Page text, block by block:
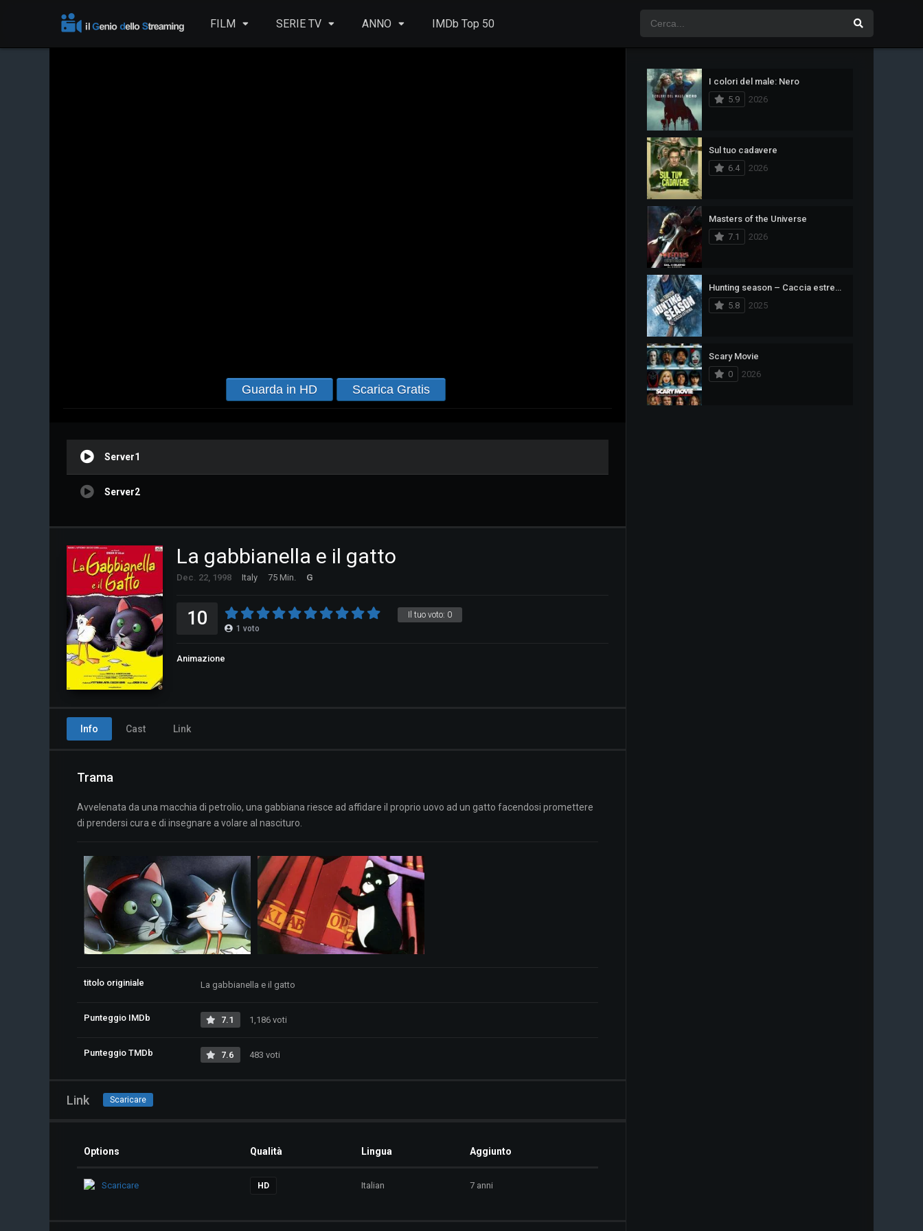
FILM SERIE TV ANNO IMDb Top 50
Guarda in HD Scarica Gratis
Server1
Server2
La gabbianella e il gatto
Dec. 22, 1998 Italy 75 Min. G
Il tuo voto: 0
10 1 voto
Animazione
Info Cast Link
Trama
Avvelenata da una macchia di petrolio, una gabbiana riesce ad affidare il proprio uovo ad un gatto facendosi promettere
di prendersi cura e di insegnare a volare al nascituro.
titolo originiale La gabbianella e il gatto
Punteggio IMDb 7.1 1,186 voti
Punteggio TMDb 7.6 483 voti
Link Scaricare
Options Qualità Lingua Aggiunto
Scaricare HD Italian 7 anni
I colori del male: Nero
5.9
2026
Sul tuo cadavere
6.4
2026
Masters of the Universe
7.1
2026
Hunting season – Caccia estrema
5.8
2025
Scary Movie
0
2026